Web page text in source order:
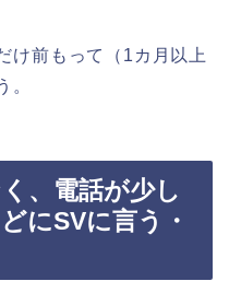
け前もって（1カ月以上
。
、電話が少し
にSVに言う・